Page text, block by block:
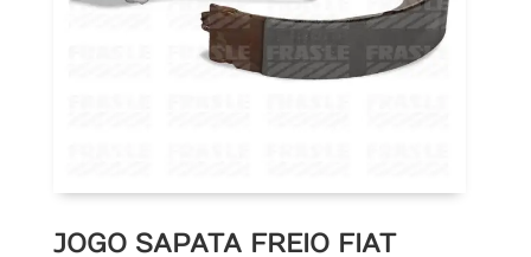
JOGO SAPATA FREIO FIAT